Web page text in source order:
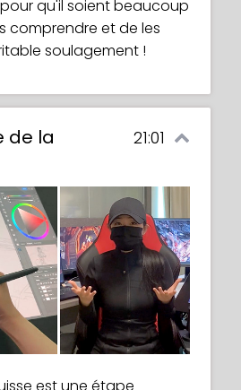
qu'il soient beaucoup
comprendre et de les
soulagement !
de la
21:01